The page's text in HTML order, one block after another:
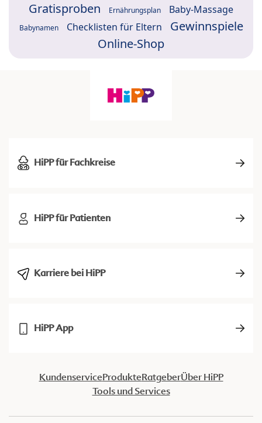
Gratisproben Ernährungsplan Baby-Massage
Babynamen Checklisten für Eltern
Gewinnspiele
Online-Shop
HiPP für Fachkreise
HiPP für Patienten
Karriere bei HiPP
HiPP App
KundenserviceProdukteRatgeberÜber HiPP
Tools und Services